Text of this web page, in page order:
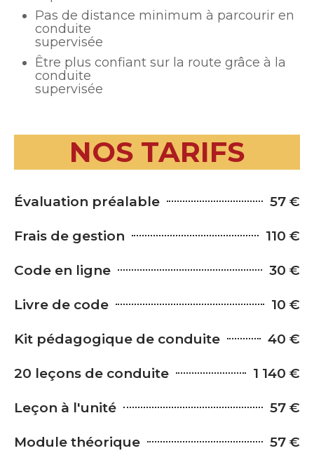
Pas de distance minimum à parcourir en
conduite
supervisée
Être plus confiant sur la route grâce à la
conduite
supervisée
NOS TARIFS
Évaluation préalable 57 €
Frais de gestion 110 €
Code en ligne 30 €
Livre de code 10 €
Kit pédagogique de conduite 40 €
20 leçons de conduite 1 140 €
Leçon à l'unité 57 €
Module théorique 57 €